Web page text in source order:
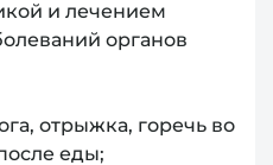
и лечением
органов
отрыжка, горечь во
еды;